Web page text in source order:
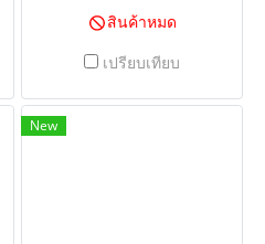
สินค้าหมด
เปรียบเทียบ
New